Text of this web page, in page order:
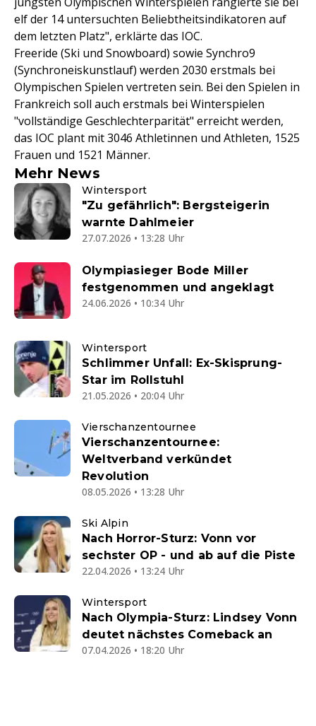
elf der 14 untersuchten Beliebtheitsindikatoren auf
dem letzten Platz", erklärte das IOC.
Freeride (Ski und Snowboard) sowie Synchro9
(Synchroneiskunstlauf) werden 2030 erstmals bei
Olympischen Spielen vertreten sein. Bei den Spielen in
Frankreich soll auch erstmals bei Winterspielen
"vollständige Geschlechterparität" erreicht werden,
das IOC plant mit 3046 Athletinnen und Athleten, 1525
Frauen und 1521 Männer.
Mehr News
Wintersport
"Zu gefährlich": Bergsteigerin
warnte Dahlmeier
27.07.2026 • 13:28 Uhr
Olympiasieger Bode Miller
festgenommen und angeklagt
24.06.2026 • 10:34 Uhr
Wintersport
Schlimmer Unfall: Ex-Skisprung-
Star im Rollstuhl
21.05.2026 • 20:04 Uhr
Vierschanzentournee
Vierschanzentournee:
Weltverband verkündet
Revolution
08.05.2026 • 13:28 Uhr
Ski Alpin
Nach Horror-Sturz: Vonn vor
sechster OP - und ab auf die Piste
22.04.2026 • 13:24 Uhr
Wintersport
Nach Olympia-Sturz: Lindsey Vonn
deutet nächstes Comeback an
07.04.2026 • 18:20 Uhr